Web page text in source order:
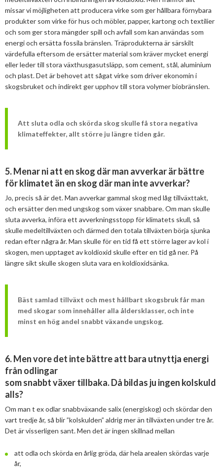
missar vi möjligheten att producera virke som ger hållbara förnybara
produkter som virke för hus och möbler, papper, kartong och textilier
och som ger stora mängder spill och avfall som kan användas som
energi och ersätta fossila bränslen. Träprodukterna är särskilt
värdefulla eftersom de ersätter material som kräver mycket energi
eller leder till stora växthusgasutsläpp, som cement, stål, aluminium
och plast. Det är behovet att sågat virke som driver ekonomin i
skogsbruket och indirekt ger upphov till stora volymer biobränslen.
Att sluta odla och skörda skog skulle få stora negativa
klimateffekter, allt större ju längre tiden går.
5. Menar ni att en skog där man avverkar är bättre
för klimatet än en skog där man inte avverkar?
Jo, precis så är det. Man avverkar gammal skog med låg tillväxttakt,
och ersätter den med ungskog som växer snabbare. Om man skulle
sluta avverka, införa ett avverkningsstopp för klimatets skull, så
skulle medeltillväxten och därmed den totala tillväxten börja sjunka
redan efter några år. Man skulle för en tid få ett större lager av kol i
skogen, men upptaget av koldioxid skulle efter en tid gå ner. På
längre sikt skulle skogen sluta vara en koldioxidsänka.
Bäst samlad tillväxt och mest hållbart skogsbruk får man
med skogar som innehåller alla åldersklasser, och inte
minst en hög andel snabbt växande ungskog.
6. Men vore det inte bättre att bara utnyttja energi
från odlingar
som snabbt växer tillbaka. Då bildas ju ingen kolskuld
alls?
Om man t ex odlar snabbväxande salix (energiskog) och skördar den
vart tredje år, så blir ”kolskulden” aldrig mer än tillväxten under tre år.
Det är visserligen sant. Men det är ingen skillnad mellan
att odla och skörda en årlig gröda, där hela arealen skördas varje
år,